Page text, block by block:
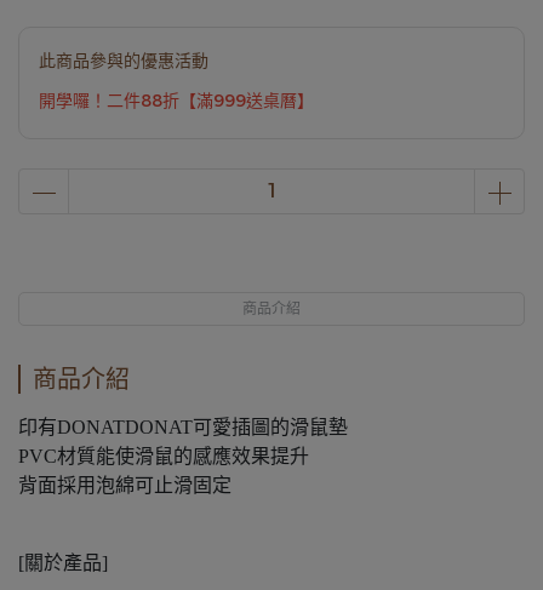
此商品參與的優惠活動
開學囉！二件88折【滿999送桌曆】
商品介紹
商品介紹
印有DONATDONAT可愛插圖的滑鼠墊
PVC材質能使滑鼠的感應效果提升
背面採用泡綿可止滑固定
[關於產品]